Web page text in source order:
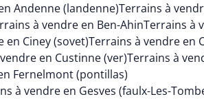
Andenne (landenne)Terrains à
à vendre en Ben-AhinTerrains à
en Ciney (sovet)Terrains à vendre en
en Custinne (ver)Terrains à
Fernelmont (pontillas)
à vendre en Gesves (faulx-Les-